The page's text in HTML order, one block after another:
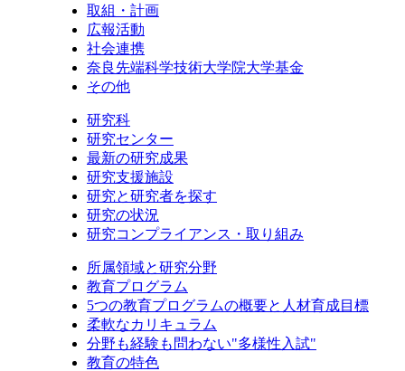
取組・計画
広報活動
社会連携
奈良先端科学技術大学院大学基金
その他
研究科
研究センター
最新の研究成果
研究支援施設
研究と研究者を探す
研究の状況
研究コンプライアンス・取り組み
所属領域と研究分野
教育プログラム
5つの教育プログラムの概要と人材育成目標
柔軟なカリキュラム
分野も経験も問わない"多様性入試"
教育の特色